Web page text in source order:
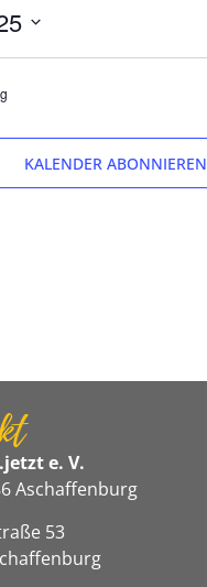
KALENDER ABONNIEREN
e. V.
Aschaffenburg
53